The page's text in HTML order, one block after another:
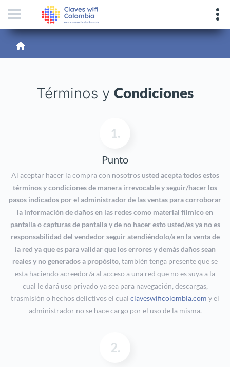
Términos y Condiciones
1.
Punto
Al aceptar hacer la compra con nosotros usted acepta todos estos
términos y condiciones de manera irrevocable y seguir/hacer los
pasos indicados por el administrador de las ventas para corroborar
la información de daños en las redes como material fílmico en
pantalla o capturas de pantalla y de no hacer esto usted/es ya no es
responsabilidad del vendedor seguir atendiéndolo/a en la venta de
la red ya que es para validar que los errores y demás daños sean
reales y no generados a propósito, también tenga presente que se
esta haciendo acreedor/a al acceso a una red que no es suya a la
cual le dará uso privado ya sea para navegación, descargas,
trasmisión o hechos delictivos el cual claveswificolombia.com y el
administrador no se hace cargo por el uso de la misma.
2.